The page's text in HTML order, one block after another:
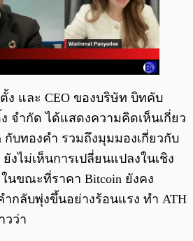
และ CEO ของบริษัท บิทคับ
จำกัด ได้แสดงความคิดเห็นเกี่ยว
กับทองคำ รวมถึงมุมมองเกี่ยวกับ
งไม่เห็นการเปลี่ยนแปลงในเชิง
นขณะที่ราคา Bitcoin ยังคง
กลับพุ่งขึ้นอย่างร้อนแรง ทำ ATH
วว่า